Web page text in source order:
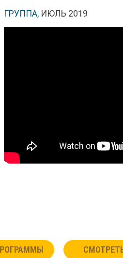
ГРУППА, ИЮЛЬ 2019